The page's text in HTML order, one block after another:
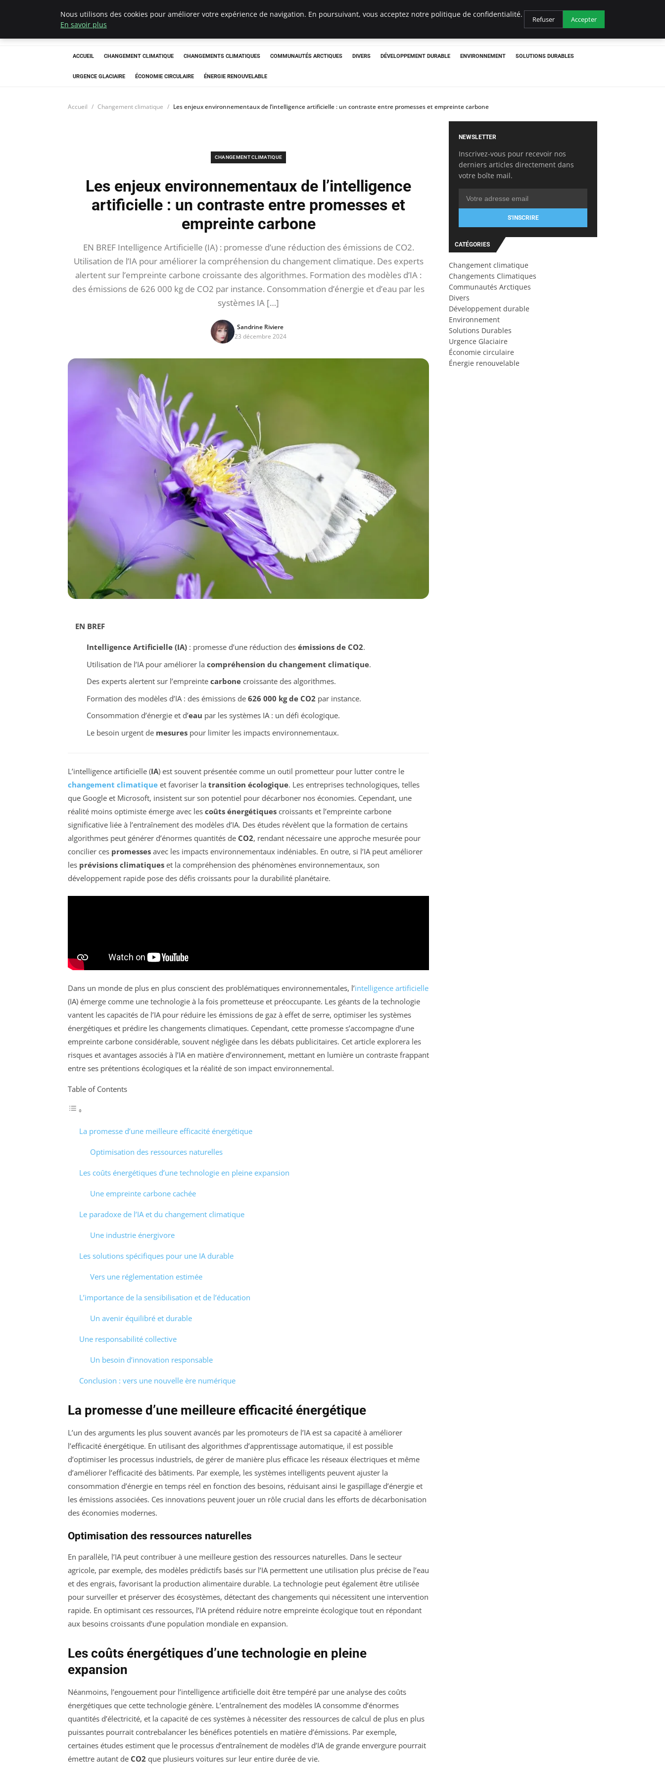
Arcticclimateemergency
ACCUEIL CHANGEMENT CLIMATIQUE CHANGEMENTS CLIMATIQUES COMMUNAUTÉS ARCTIQUES DIVERS DÉVELOPPEMENT DURABLE ENVIRONNEMENT SOLUTIONS DURABLES
URGENCE GLACIAIRE ÉCONOMIE CIRCULAIRE ÉNERGIE RENOUVELABLE
Accueil Changement climatique Les enjeux environnementaux de l’intelligence artificielle : un contraste entre promesses et empreinte carbone
CHANGEMENT CLIMATIQUE
Les enjeux environnementaux de l’intelligence
artificielle : un contraste entre promesses et
empreinte carbone
EN BREF Intelligence Artificielle (IA) : promesse d’une réduction des émissions de CO2.
Utilisation de l’IA pour améliorer la compréhension du changement climatique. Des experts
alertent sur l’empreinte carbone croissante des algorithmes. Formation des modèles d’IA :
des émissions de 626 000 kg de CO2 par instance. Consommation d’énergie et d’eau par les
systèmes IA […]
Sandrine Riviere
23 décembre 2024
EN BREF
Intelligence Artificielle (IA): promesse d’une réduction des émissions de CO2.
Utilisation de l’IA pour améliorer la compréhension du changement climatique.
Des experts alertent sur l’empreinte carbonecroissante des algorithmes.
Formation des modèles d’IA : des émissions de 626 000 kg de CO2 par instance.
Consommation d’énergie et d’eau par les systèmes IA : un défi écologique.
Le besoin urgent de mesurespour limiter les impacts environnementaux.
L’intelligence artificielle (IA) est souvent présentée comme un outil prometteur pour lutter contre le
changement climatique et favoriser la transition écologique. Les entreprises technologiques, telles
que Google et Microsoft, insistent sur son potentiel pour décarboner nos économies. Cependant, une
réalité moins optimiste émerge avec les coûts énergétiques croissants et l’empreinte carbone
significative liée à l’entraînement des modèles d’IA. Des études révèlent que la formation de certains
algorithmes peut générer d’énormes quantités de CO2, rendant nécessaire une approche mesurée pour
concilier ces promesses avec les impacts environnementaux indéniables. En outre, si l’IA peut améliorer
les prévisions climatiques et la compréhension des phénomènes environnementaux, son
développement rapide pose des défis croissants pour la durabilité planétaire.
Dans un monde de plus en plus conscient des problématiques environnementales, l’intelligence artificielle
(IA) émerge comme une technologie à la fois prometteuse et préoccupante. Les géants de la technologie
vantent les capacités de l’IA pour réduire les émissions de gaz à effet de serre, optimiser les systèmes
énergétiques et prédire les changements climatiques. Cependant, cette promesse s’accompagne d’une
empreinte carbone considérable, souvent négligée dans les débats publicitaires. Cet article explorera les
risques et avantages associés à l’IA en matière d’environnement, mettant en lumière un contraste frappant
entre ses prétentions écologiques et la réalité de son impact environnemental.
Table of Contents
La promesse d’une meilleure efficacité énergétique
Optimisation des ressources naturelles
Les coûts énergétiques d’une technologie en pleine expansion
Une empreinte carbone cachée
Le paradoxe de l’IA et du changement climatique
Une industrie énergivore
Les solutions spécifiques pour une IA durable
Vers une réglementation estimée
L’importance de la sensibilisation et de l’éducation
Un avenir équilibré et durable
Une responsabilité collective
Un besoin d’innovation responsable
Conclusion : vers une nouvelle ère numérique
La promesse d’une meilleure efficacité énergétique
L’un des arguments les plus souvent avancés par les promoteurs de l’IA est sa capacité à améliorer
l’efficacité énergétique. En utilisant des algorithmes d’apprentissage automatique, il est possible
d’optimiser les processus industriels, de gérer de manière plus efficace les réseaux électriques et même
d’améliorer l’efficacité des bâtiments. Par exemple, les systèmes intelligents peuvent ajuster la
consommation d’énergie en temps réel en fonction des besoins, réduisant ainsi le gaspillage d’énergie et
les émissions associées. Ces innovations peuvent jouer un rôle crucial dans les efforts de décarbonisation
des économies modernes.
Optimisation des ressources naturelles
En parallèle, l’IA peut contribuer à une meilleure gestion des ressources naturelles. Dans le secteur
agricole, par exemple, des modèles prédictifs basés sur l’IA permettent une utilisation plus précise de l’eau
et des engrais, favorisant la production alimentaire durable. La technologie peut également être utilisée
pour surveiller et préserver des écosystèmes, détectant des changements qui nécessitent une intervention
rapide. En optimisant ces ressources, l’IA prétend réduire notre empreinte écologique tout en répondant
aux besoins croissants d’une population mondiale en expansion.
Les coûts énergétiques d’une technologie en pleine
expansion
Néanmoins, l’engouement pour l’intelligence artificielle doit être tempéré par une analyse des coûts
énergétiques que cette technologie génère. L’entraînement des modèles IA consomme d’énormes
quantités d’électricité, et la capacité de ces systèmes à nécessiter des ressources de calcul de plus en plus
puissantes pourrait contrebalancer les bénéfices potentiels en matière d’émissions. Par exemple,
certaines études estiment que le processus d’entraînement de modèles d’IA de grande envergure pourrait
émettre autant de CO2 que plusieurs voitures sur leur entire durée de vie.
NEWSLETTER
Inscrivez-vous pour recevoir nos
derniers articles directement dans
votre boîte mail.
S'INSCRIRE
CATÉGORIES
Changement climatique
Changements Climatiques
Communautés Arctiques
Divers
Développement durable
Environnement
Solutions Durables
Urgence Glaciaire
Économie circulaire
Énergie renouvelable
Nous utilisons des cookies pour améliorer votre expérience de navigation. En poursuivant, vous acceptez notre politique de confidentialité.
En savoir plus
Refuser Accepter